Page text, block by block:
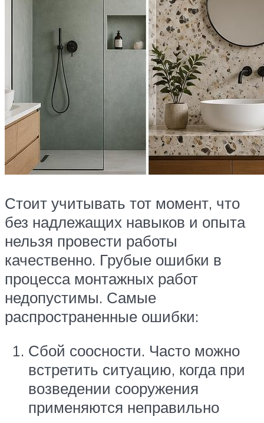
Стоит учитывать тот момент, что
без надлежащих навыков и опыта
нельзя провести работы
качественно. Грубые ошибки в
процесса монтажных работ
недопустимы. Самые
распространенные ошибки:
Сбой соосности. Часто можно
встретить ситуацию, когда при
возведении сооружения
применяются неправильно